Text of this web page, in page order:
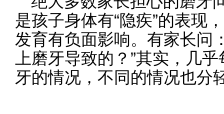
是孩子身体有“隐疾”的表现
发育有负面影响。有家长问
上磨牙导致的？”其实，几
牙的情况，不同的情况也分